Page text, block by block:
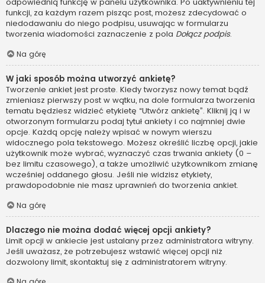
funkcji, za każdym razem pisząc post, możesz zdecydować o
niedodawaniu do niego podpisu, usuwając w formularzu
tworzenia wiadomości zaznaczenie z pola Dołącz podpis.
Na górę
W jaki sposób można utworzyć ankietę?
Tworzenie ankiet jest proste. Kiedy tworzysz nowy temat bądź
zmieniasz pierwszy post w wątku, na dole formularza tworzenia
tematu będziesz widzieć etykietę “Utwórz ankietę”. Kliknij ją i w
otworzonym formularzu podaj tytuł ankiety i co najmniej dwie
opcje. Każdą opcję należy wpisać w nowym wierszu
widocznego pola tekstowego. Możesz określić liczbę opcji, jakie
użytkownik może wybrać, wyznaczyć czas trwania ankiety (0 –
bez limitu czasowego), a także umożliwić użytkownikom zmianę
wcześniej oddanego głosu. Jeśli nie widzisz etykiety,
prawdopodobnie nie masz uprawnień do tworzenia ankiet.
Na górę
Dlaczego nie można dodać więcej opcji ankiety?
Limit opcji w ankiecie jest ustalany przez administratora witryny.
Jeśli uważasz, że potrzebujesz wstawić więcej opcji niż
dozwolony limit, skontaktuj się z administratorem witryny.